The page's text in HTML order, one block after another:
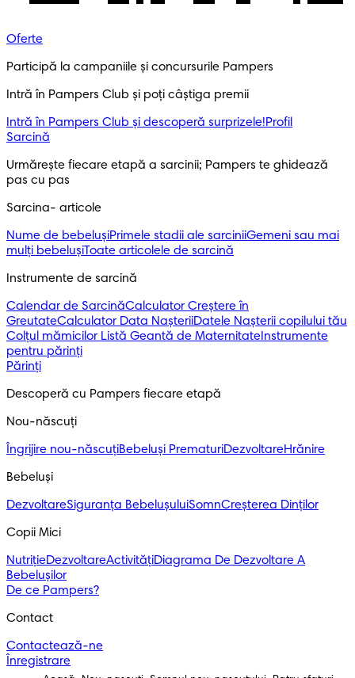
Oferte
Participă la campaniile și concursurile Pampers
Intră în Pampers Club și poți câștiga premii
Intră în Pampers Club și descoperă surprizele!​Profil
Sarcină
Urmărește fiecare etapă a sarcinii; Pampers te ghidează
pas cu pas
Sarcina- articole
Nume de bebelușiPrimele stadii ale sarciniiGemeni sau mai
mulți bebelușiToate articolele de sarcină
Instrumente de sarcină
Calendar de SarcinăCalculator Creștere în
GreutateCalculator Data NașteriiDatele Nașterii copilului tău
Colțul mămicilor Listă Geantă de Maternitate Instrumente
pentru părinți
Părinți
Descoperă cu Pampers fiecare etapă
Nou-născuți
Îngrijire nou-născuțiBebeluși PrematuriDezvoltareHrănire
Bebeluși
DezvoltareSiguranța BebelușuluiSomnCreșterea Dinților
Copii Mici
NutrițieDezvoltareActivitățiDiagrama De Dezvoltare A
Bebelușilor
De ce Pampers?
Contact
Contactează-ne
Înregistrare